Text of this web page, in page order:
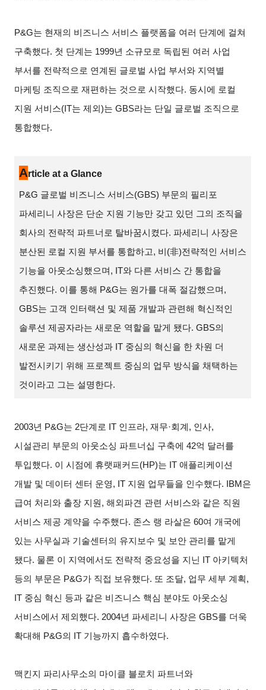
P&G는 현재의 비즈니스 서비스 플랫폼을 여러 단계에 걸쳐
구축했다. 첫 단계는 1999년 소규모로 독립된 여러 사업
부서를 전략적으로 연계된 글로벌 사업 부서와 지역별
마케팅 조직으로 재편하는 것으로 시작했다. 동시에 로컬
지원 서비스(IT는 제외)는 GBS라는 단일 글로벌 조직으로
통합했다.
Article at a Glance
P&G 글로벌 비즈니스 서비스(GBS) 부문의 필리포
파세리니 사장은 단순 지원 기능만 갖고 있던 그의 조직을
회사의 전략적 파트너로 탈바꿈시켰다. 파세리니 사장은
분산된 로컬 지원 부서를 통합하고, 비(非)전략적인 서비스
기능을 아웃소싱했으며, IT와 다른 서비스 간 통합을
추진했다. 이를 통해 P&G는 원가를 대폭 절감했으며,
GBS는 고객 인터랙션 및 제품 개발과 관련해 혁신적인
솔루션 제공자라는 새로운 역할을 맡게 됐다. GBS의
새로운 과제는 생산성과 IT 중심의 혁신을 한 차원 더
발전시키기 위해 프로젝트 중심의 업무 방식을 채택하는
것이라고 그는 설명한다.
2003년 P&G는 2단계로 IT 인프라, 재무·회계, 인사,
시설관리 부문의 아웃소싱 파트너십 구축에 42억 달러를
투입했다. 이 시점에 휴랫패커드(HP)는 IT 애플리케이션
개발 및 데이터 센터 운영, IT 지원 업무들을 인수했다. IBM은
급여 처리와 출장 지원, 해외파견 관련 서비스와 같은 직원
서비스 제공 계약을 수주했다. 존스 랭 라살은 60여 개국에
있는 사무실과 기술센터의 유지보수 및 보안 관리를 맡게
됐다. 물론 이 지역에서도 전략적 중요성을 지닌 IT 아키텍처
등의 부문은 P&G가 직접 보유했다. 또 조달, 업무 세부 계획,
IT 중심 혁신 등과 같은 비즈니스 핵심 분야도 아웃소싱
서비스에서 제외했다. 2004년 파세리니 사장은 GBS를 더욱
확대해 P&G의 IT 기능까지 흡수하였다.
맥킨지 파리사무소의 마이클 블로치 파트너와